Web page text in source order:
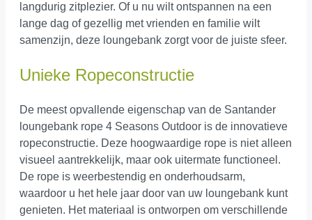
langdurig zitplezier. Of u nu wilt ontspannen na een
lange dag of gezellig met vrienden en familie wilt
samenzijn, deze loungebank zorgt voor de juiste sfeer.
Unieke Ropeconstructie
De meest opvallende eigenschap van de Santander
loungebank rope 4 Seasons Outdoor is de innovatieve
ropeconstructie. Deze hoogwaardige rope is niet alleen
visueel aantrekkelijk, maar ook uitermate functioneel.
De rope is weerbestendig en onderhoudsarm,
waardoor u het hele jaar door van uw loungebank kunt
genieten. Het materiaal is ontworpen om verschillende